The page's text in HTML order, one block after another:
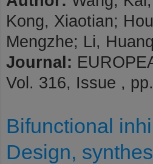
Kong, Xiaotian;
Mengzhe; Li,
Journal:
Vol. 316, Issue ,
Bifunctional
Design,